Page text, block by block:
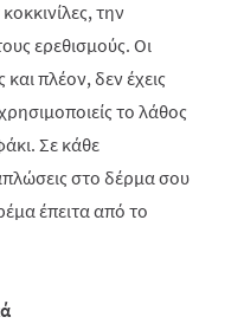
την
ερεθισμούς. Οι
και πλέον, δεν έχεις
το λάθος
Σε κάθε
στο δέρμα σου
έπειτα από το